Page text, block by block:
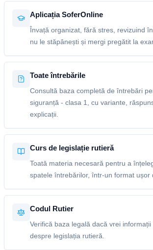
Aplicația SoferOnline
Învață organizat, fără stres, revizuind
nu le stăpânești și mergi pregătit la
Toate întrebările
Consultă baza completă de întrebări
siguranță - clasa 1, cu variante,
explicații.
Curs de legislație rutieră
Toată materia necesară pentru a
spatele întrebărilor, într-un format ușor
Codul Rutier
Verifică baza legală dacă vrei
despre legislația rutieră.